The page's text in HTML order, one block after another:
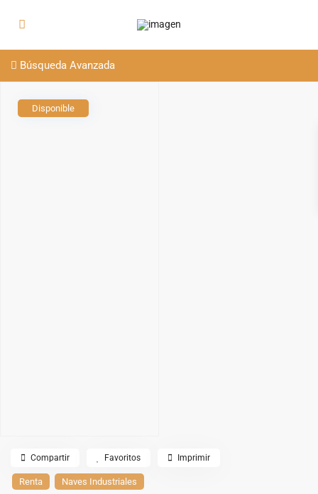
Búsqueda Avanzada
Disponible
Renta Naves Industriales
Compartir Favoritos Imprimir